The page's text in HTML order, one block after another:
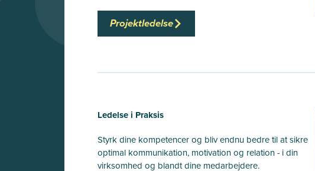
Projektledelse
Ledelse i Praksis
Styrk dine kompetencer og bliv endnu bedre til at sikre
optimal kommunikation, motivation og relation - i din
virksomhed og blandt dine medarbejdere.